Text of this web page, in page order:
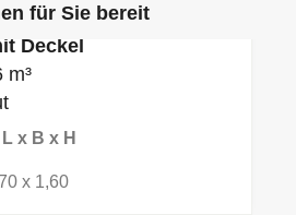
für Sie bereit
Deckel
m³
x B x H
x 1,60